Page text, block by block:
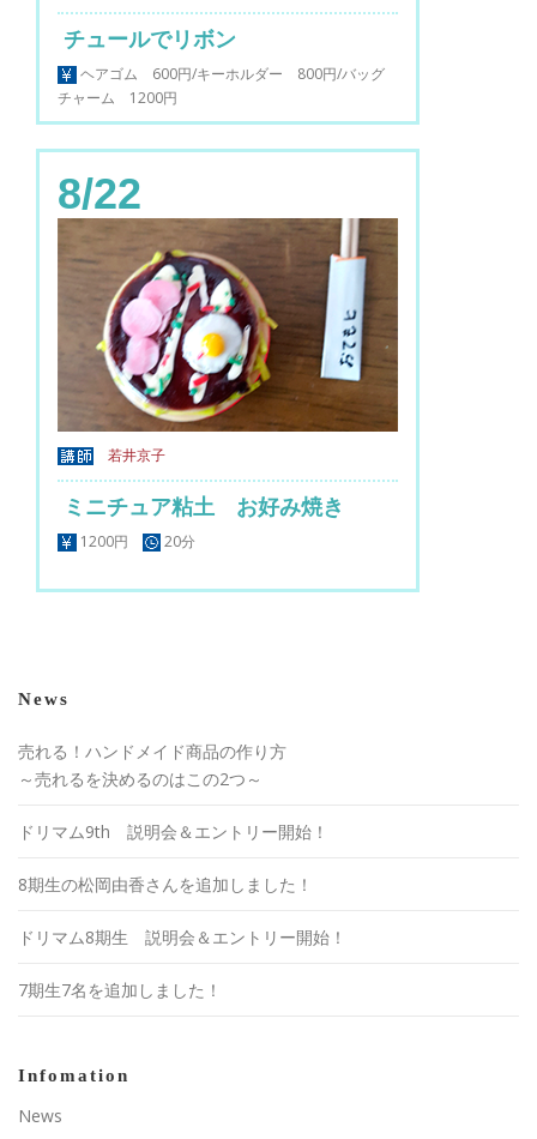
チュールでリボン
ヘアゴム 600円/キーホルダー 800円/バッグ
チャーム 1200円
8/22
若井京子
ミニチュア粘土 お好み焼き
1200円 20分
News
売れる！ハンドメイド商品の作り方
～売れるを決めるのはこの2つ～
ドリマム9th 説明会＆エントリー開始！
8期生の松岡由香さんを追加しました！
ドリマム8期生 説明会＆エントリー開始！
7期生7名を追加しました！
Infomation
News